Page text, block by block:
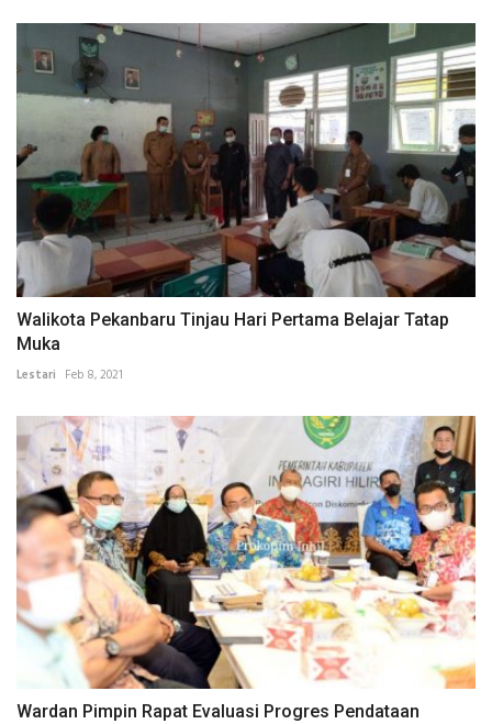
Walikota Pekanbaru Tinjau Hari Pertama Belajar Tatap
Muka
Lestari Feb 8, 2021
Wardan Pimpin Rapat Evaluasi Progres Pendataan